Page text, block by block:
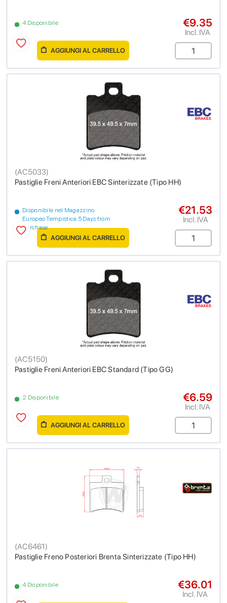
4 Disponibile €9.35
Incl. IVA
AGGIUNGI AL CARRELLO
Pastiglie Freni Anteriori EBC Sinterizzate (Tipo HH)
(AC5033)
Disponibile nel Magazzino
Europeo Tempistica 5 Days from
purchase
€21.53
Incl. IVA
AGGIUNGI AL CARRELLO
Pastiglie Freni Anteriori EBC Standard (Tipo GG)
(AC5150)
2 Disponibile €6.59
Incl. IVA
AGGIUNGI AL CARRELLO
Pastiglie Freno Posteriori Brenta Sinterizzate (Tipo HH)
(AC6461)
4 Disponibile €36.01
Incl. IVA